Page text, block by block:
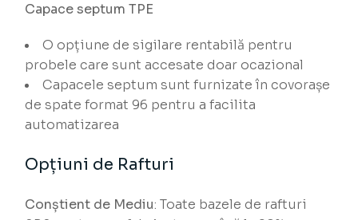
Capace septum TPE
O opțiune de sigilare rentabilă pentru
probele care sunt accesate doar ocazional
Capacele septum sunt furnizate în covorașe
de spate format 96 pentru a facilita
automatizarea
Opțiuni de Rafturi
Conștient de Mediu: Toate bazele de rafturi